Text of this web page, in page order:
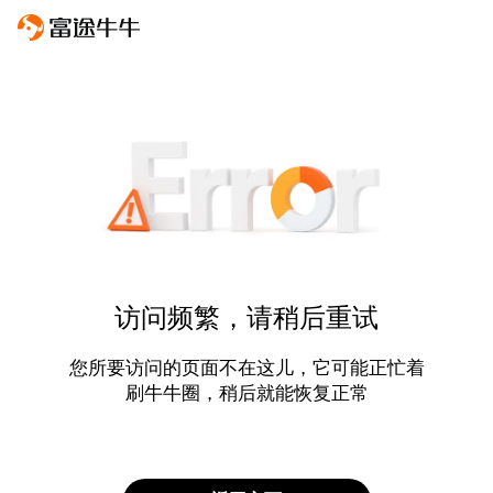
访问频繁，请稍后重试
您所要访问的页面不在这儿，它可能正忙着
刷牛牛圈，稍后就能恢复正常